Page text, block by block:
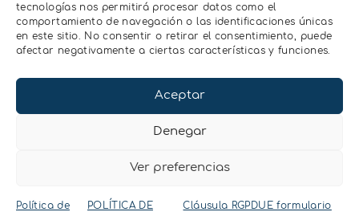
tecnologías nos permitirá procesar datos como el
comportamiento de navegación o las identificaciones únicas
en este sitio. No consentir o retirar el consentimiento, puede
afectar negativamente a ciertas características y funciones.
Aceptar
Denegar
Ver preferencias
Política de
POLÍTICA DE
Cláusula RGPDUE formulario
NEWSLETTER
Accede gratuitamente
a contenido técnico,
novedades
tecnológicas y
aplicaciones prácticas